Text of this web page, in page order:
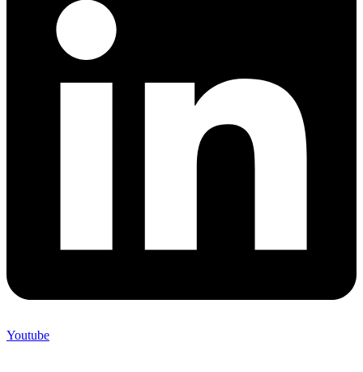
Youtube